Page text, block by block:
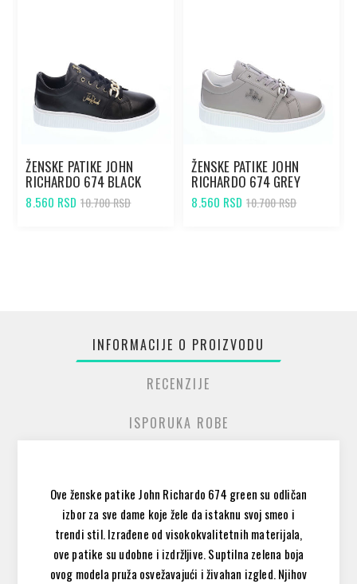
ŽENSKE PATIKE JOHN
RICHARDO 674 BLACK
8.560 RSD 10.700 RSD
ŽENSKE PATIKE JOHN
RICHARDO 674 GREY
8.560 RSD 10.700 RSD
INFORMACIJE O PROIZVODU
RECENZIJE
ISPORUKA ROBE
Ove ženske patike John Richardo 674 green su odličan
izbor za sve dame koje žele da istaknu svoj smeo i
trendi stil. Izrađene od visokokvalitetnih materijala,
ove patike su udobne i izdržljive. Suptilna zelena boja
ovog modela pruža osvežavajući i živahan izgled. Njihov